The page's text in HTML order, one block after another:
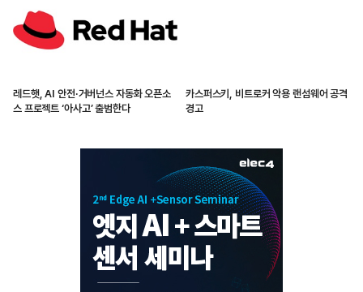
레드햇, AI 안전·거버넌스 자동화 오픈소
스 프로젝트 ‘아사고’ 출범한다
카스퍼스키, 비트로커 악용 랜섬웨어 공격
경고